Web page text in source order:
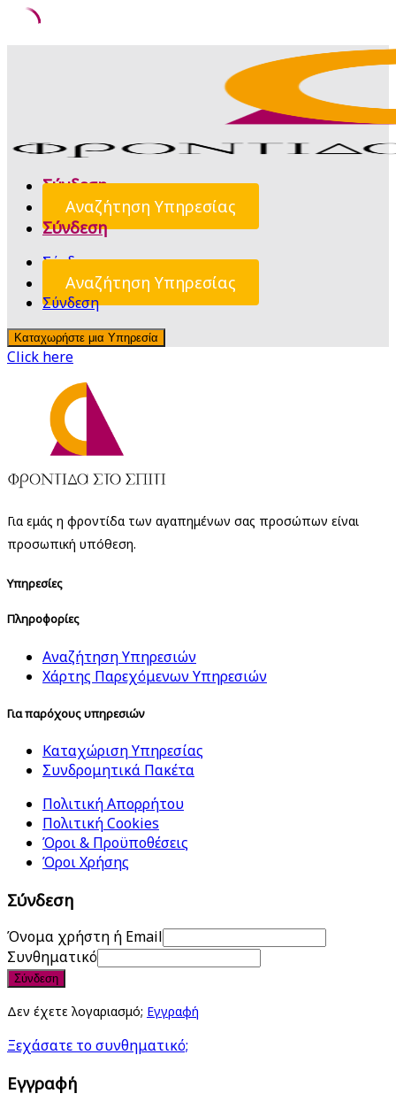
Σύνδεση
Αναζήτηση Υπηρεσίας
Σύνδεση
Σύνδεση
Αναζήτηση Υπηρεσίας
Σύνδεση
Καταχωρήστε μια Υπηρεσία
Click here
Για εμάς η φροντίδα των αγαπημένων σας προσώπων είναι
προσωπική υπόθεση.
Υπηρεσίες
Πληροφορίες
Αναζήτηση Υπηρεσιών
Χάρτης Παρεχόμενων Υπηρεσιών
Για παρόχους υπηρεσιών
Καταχώριση Υπηρεσίας
Συνδρομητικά Πακέτα
Πολιτική Απορρήτου
Πολιτική Cookies
Όροι & Προϋποθέσεις
Όροι Χρήσης
Σύνδεση
Όνομα χρήστη ή Email
Συνθηματικό
Σύνδεση
Δεν έχετε λογαριασμό; Εγγραφή
Ξεχάσατε το συνθηματικό;
Εγγραφή